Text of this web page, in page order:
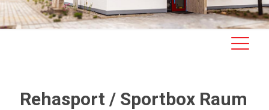
Rehasport / Sportbox Raum